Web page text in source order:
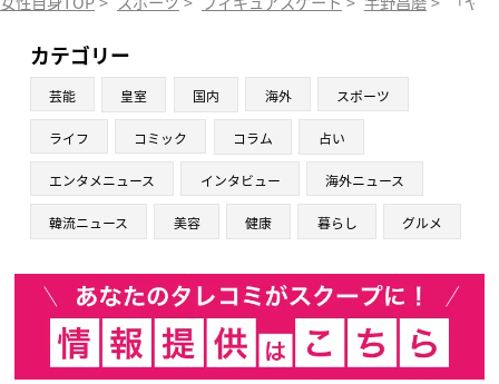
カテゴリー
芸能 皇室 国内 海外 スポーツ
ライフ コミック コラム 占い
エンタメニュース インタビュー 海外ニュース
韓流ニュース 美容 健康 暮らし グルメ